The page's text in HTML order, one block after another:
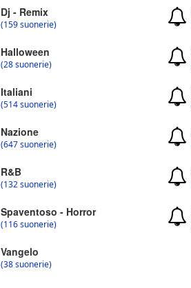
Dj - Remix
(159 suonerie)
Halloween
(28 suonerie)
Italiani
(514 suonerie)
Nazione
(647 suonerie)
R&B
(132 suonerie)
Spaventoso - Horror
(116 suonerie)
Vangelo
(38 suonerie)